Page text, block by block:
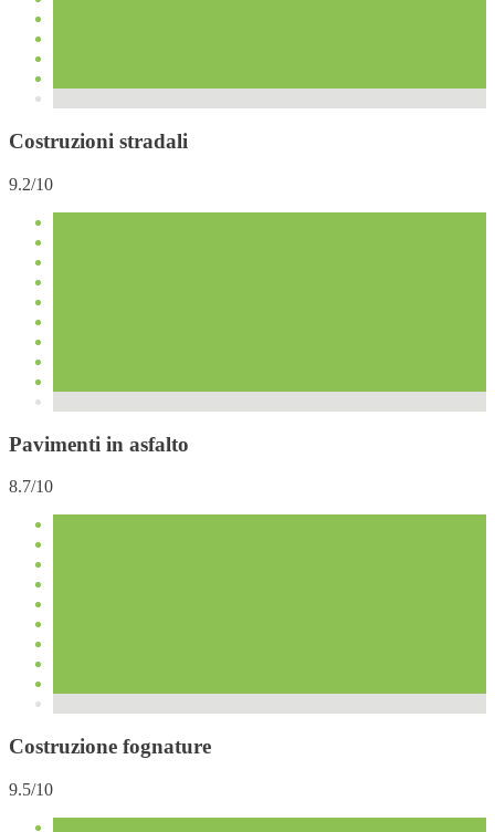
Costruzioni stradali
9.2/10
Pavimenti in asfalto
8.7/10
Costruzione fognature
9.5/10